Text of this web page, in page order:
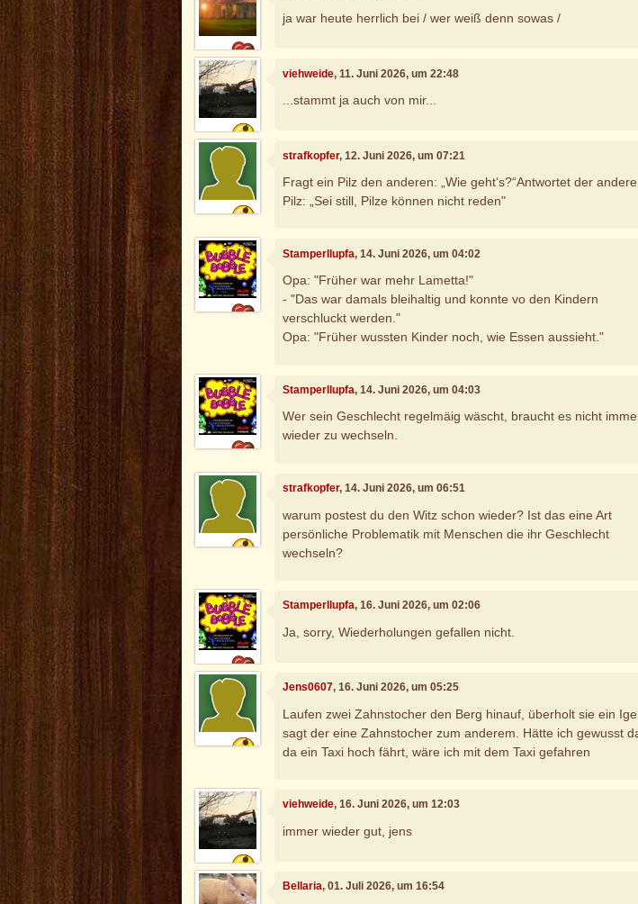
ja war heute herrlich bei / wer weiß denn sowas /
viehweide, 11. Juni 2026, um 22:48
...stammt ja auch von mir...
strafkopfer, 12. Juni 2026, um 07:21
Fragt ein Pilz den anderen: „Wie geht‘s?“Antwortet der andere
Pilz: „Sei still, Pilze können nicht reden"
Stamperllupfa, 14. Juni 2026, um 04:02
Opa: "Früher war mehr Lametta!"
- "Das war damals bleihaltig und konnte vo den Kindern
verschluckt werden."
Opa: "Früher wussten Kinder noch, wie Essen aussieht."
Stamperllupfa, 14. Juni 2026, um 04:03
Wer sein Geschlecht regelmäig wäscht, braucht es nicht
wieder zu wechseln.
strafkopfer, 14. Juni 2026, um 06:51
warum postest du den Witz schon wieder? Ist das eine Art
persönliche Problematik mit Menschen die ihr Geschlecht
wechseln?
Stamperllupfa, 16. Juni 2026, um 02:06
Ja, sorry, Wiederholungen gefallen nicht.
Jens0607, 16. Juni 2026, um 05:25
Laufen zwei Zahnstocher den Berg hinauf, überholt sie ein
sagt der eine Zahnstocher zum anderem. Hätte ich gewusst
da ein Taxi hoch fährt, wäre ich mit dem Taxi gefahren
viehweide, 16. Juni 2026, um 12:03
immer wieder gut, jens
Bellaria, 01. Juli 2026, um 16:54